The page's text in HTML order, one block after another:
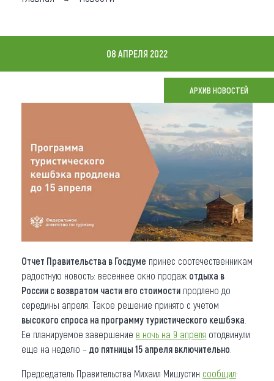
Карта
Что привезти (сувениры)
О регионе
Коллекция впечатлений
08 АПРЕЛЯ 2022
АРХИВ НОВОСТЕЙ
Отчет Правительства в Госдуме принес соотечественникам
радостную новость: весеннее окно продаж отдыха в
России с возвратом части его стоимости продлено до
середины апреля. Такое решение принято с учетом
высокого спроса на программу туристического кешбэка
Ее планируемое завершение в ночь на 9 апреля отодвинули
еще на неделю – до пятницы 15 апреля включительно
Председатель Правительства Михаил Мишустин сообщил: